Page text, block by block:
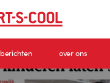
berichten over ons